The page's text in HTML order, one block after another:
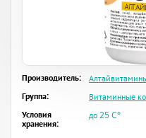
Производитель:
Группа:
Витаминные
Условия
хранения:
до 25 C°